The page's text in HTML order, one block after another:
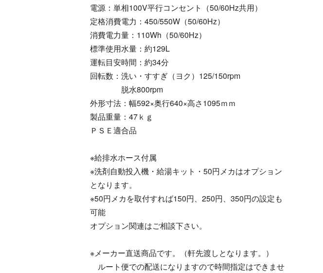
電源：単相100V平行コンセント（50/60Hz共用）
定格消費電力：450/550W（50/60Hz）
消費電力量：110Wh（50/60Hz）
標準使用水量：約129L
運転目安時間：約34分
回転数：洗い・すすぎ（ヨク）125/150rpm
脱水800rpm
外形寸法：幅592×奥行640×高さ1095ｍｍ
製品重量：47ｋｇ
ＰＳＥ適合品
※給排水ホース付属
※洗剤自動投入機・給湯キット・50円メカはオプション
となります。
※50円メカを取付すれば150円、250円、350円の設定も
可能
オプション関連はご相談下さい。
※メーカー直送商品です。（軒先渡しとなります。）
ルート便での配送になりますので時間指定はできませ